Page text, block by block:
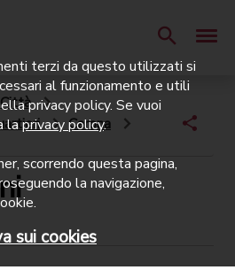
Carona
terzi da questo utilizzati si
al funzionamento e utili
privacy policy. Se vuoi
laprivacy policy.
scorrendo questa pagina,
la navigazione,
sui cookies